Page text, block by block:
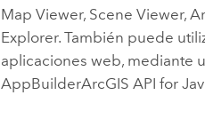
Map Viewer, Scene Viewer,
Explorer. También puede
aplicaciones web, mediante
AppBuilderArcGIS API for